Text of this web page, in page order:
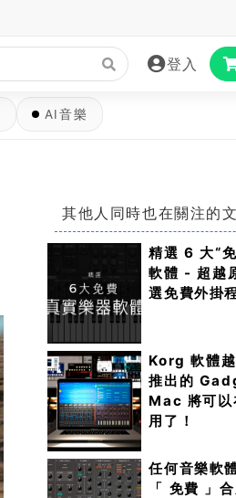
登入
AI音樂
其他人同時也在關注的文
精選 6 大“
軟體 - 超越
選免費外掛
Korg 軟體
推出的
Mac 將可以
用了！
任何音樂軟
「 免費 」